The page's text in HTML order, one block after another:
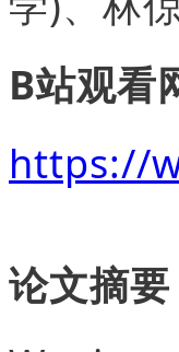
B站观看
https://
论文摘要